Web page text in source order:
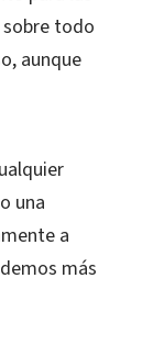
todo
aunque
una
a
más